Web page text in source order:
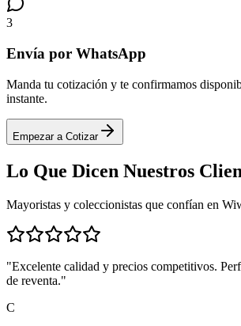
3
Envía por WhatsApp
Manda tu cotización y te confirmamos
instante.
Empezar a Cotizar
Lo Que Dicen Nuestros
Mayoristas y coleccionistas que confían en
"Excelente calidad y precios competitivos.
de reventa."
C